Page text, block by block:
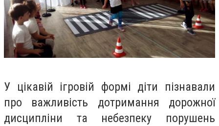
У цікавій ігровій формі діти пізнавали
про важливість дотримання дорожної
дисципліни та небезпеку порушень